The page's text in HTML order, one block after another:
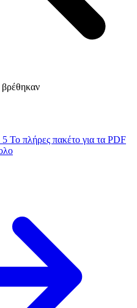
5 Το πλήρες πακέτο για τα PDF